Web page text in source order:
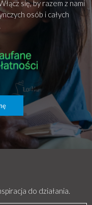
się, by razem z nami
osób i całych
do działania.